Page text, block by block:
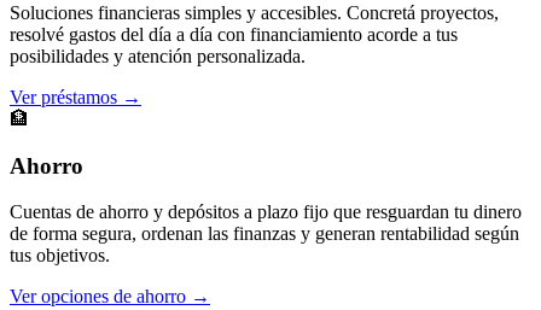
Soluciones financieras simples y accesibles. Concretá proyectos,
resolvé gastos del día a día con financiamiento acorde a tus
posibilidades y atención personalizada.
Ver préstamos →
🏦
Ahorro
Cuentas de ahorro y depósitos a plazo fijo que resguardan tu dinero
de forma segura, ordenan las finanzas y generan rentabilidad según
tus objetivos.
Ver opciones de ahorro →